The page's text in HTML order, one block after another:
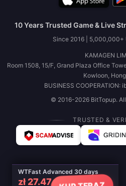
WTFast Advanced 30 days
zł 27.47
10 Years Trusted Game & Live
Since 2016 | 5,000,000+
KAMAGEN
Room 1508, 15/F, Grand Plaza Office
Kowloon,
BUSINESS COOPERATION:
© 2016-2026 BitTopup.
TRUSTED &